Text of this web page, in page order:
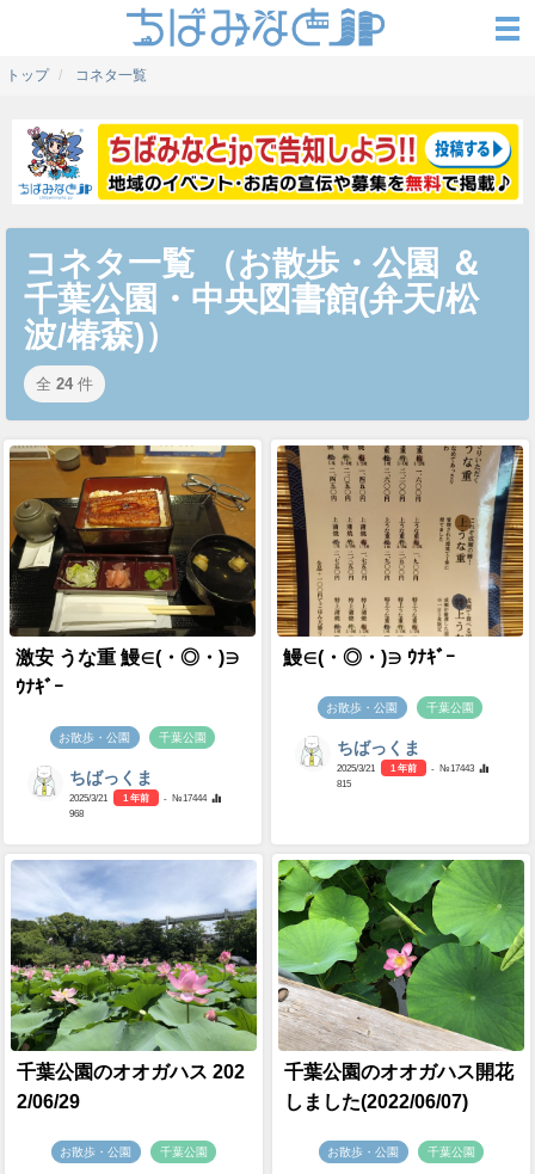
トップ コネタ一覧
コネタ一覧 （お散歩・公園 ＆
千葉公園・中央図書館(弁天/松
波/椿森)）
全 24 件
激安 うな重 鰻∈(・◎・)∋
ｳﾅｷﾞｰ
お散歩・公園 千葉公園
ちばっくま
2025/3/21 1 年前
- №17444
968
鰻∈(・◎・)∋ ｳﾅｷﾞｰ
お散歩・公園 千葉公園
ちばっくま
2025/3/21 1 年前
- №17443
815
千葉公園のオオガハス 202
2/06/29
お散歩・公園 千葉公園
千葉公園のオオガハス開花
しました(2022/06/07)
お散歩・公園 千葉公園